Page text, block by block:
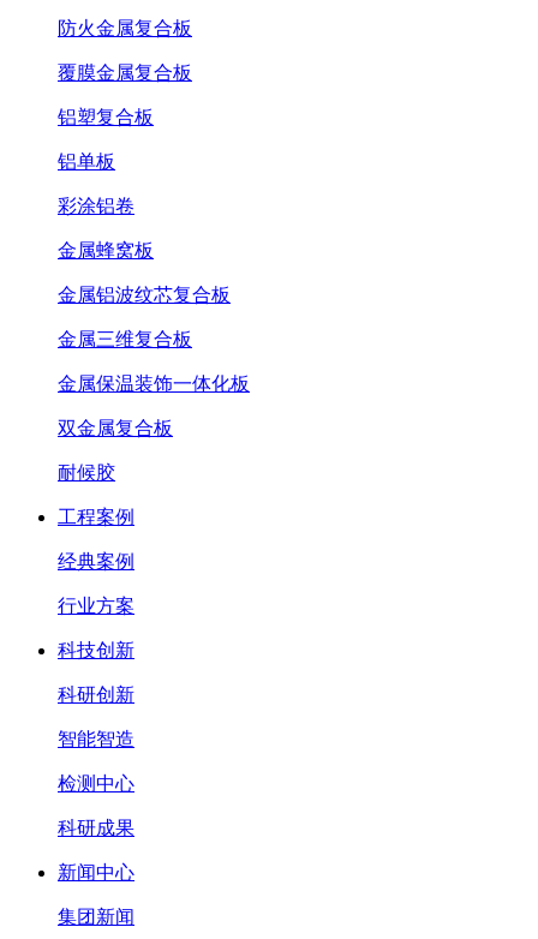
防火金属复合板
覆膜金属复合板
铝塑复合板
铝单板
彩涂铝卷
金属蜂窝板
金属铝波纹芯复合板
金属三维复合板
金属保温装饰一体化板
双金属复合板
耐候胶
工程案例
经典案例
行业方案
科技创新
科研创新
智能智造
检测中心
科研成果
新闻中心
集团新闻